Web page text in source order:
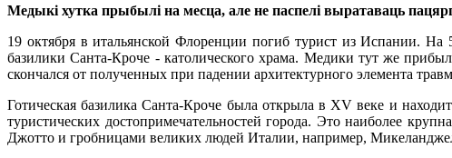
Медыкі хутка прыбылі на месца, але не паспелі выратаваць
19 октября в итальянской Флоренции погиб турист из Испании. На
базилики Санта-Кроче - католического храма. Медики тут же
скончался от полученных при падении архитектурного элемента
Готическая базилика Санта-Кроче была открыла в XV веке и
туристических достопримечательностей города. Это наиболее
Джотто и гробницами великих людей Италии, например,